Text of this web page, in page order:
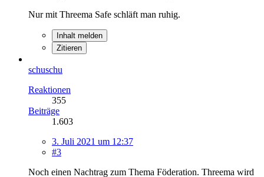
Nur mit Threema Safe schläft man ruhig.
Inhalt melden
Zitieren
schuschu
Reaktionen
355
Beiträge
1.603
3. Juli 2021 um 12:37
#3
Noch einen Nachtrag zum Thema Föderation. Threema wird